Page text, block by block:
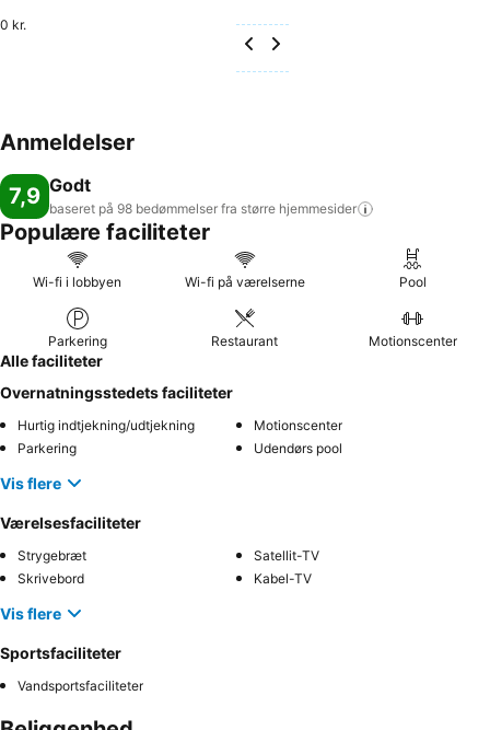
0 kr.
Anmeldelser
7,9 Godt
baseret på 98 bedømmelser fra større hjemmesider
Populære faciliteter
Wi-fi i lobbyen Wi-fi på værelserne Pool
Parkering Restaurant Motionscenter
Alle faciliteter
Overnatningsstedets faciliteter
Hurtig indtjekning/udtjekning
Motionscenter
Parkering
Udendørs pool
Vis flere
Værelsesfaciliteter
Strygebræt
Satellit-TV
Skrivebord
Kabel-TV
Vis flere
Sportsfaciliteter
Vandsportsfaciliteter